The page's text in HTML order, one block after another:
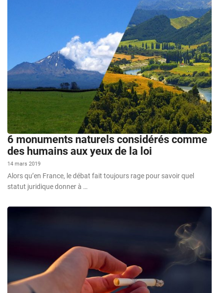
6 monuments naturels considérés comme
des humains aux yeux de la loi
14 mars 2019
Alors qu’en France, le débat fait toujours rage pour savoir quel
statut juridique donner à …